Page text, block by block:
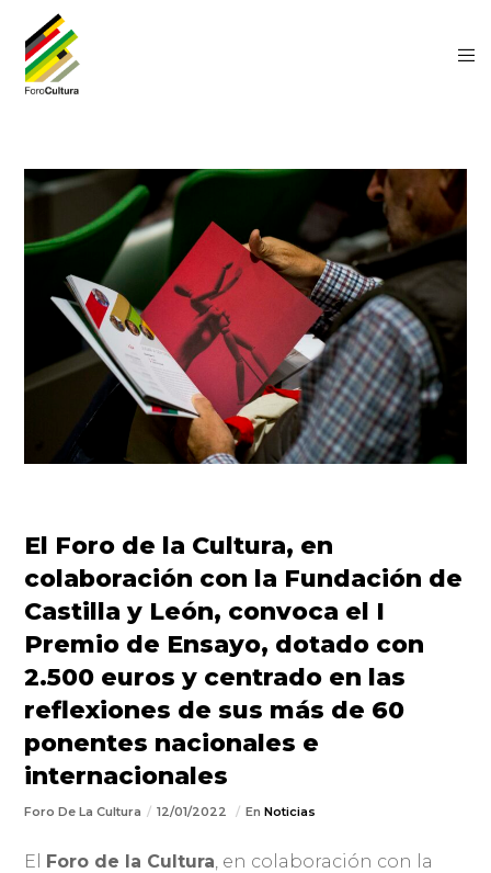
El Foro de la Cultura, en
colaboración con la Fundación de
Castilla y León, convoca el I
Premio de Ensayo, dotado con
2.500 euros y centrado en las
reflexiones de sus más de 60
ponentes nacionales e
internacionales
Foro De La Cultura 12/01/2022 EnNoticias
El Foro de la Cultura , en colaboración con la